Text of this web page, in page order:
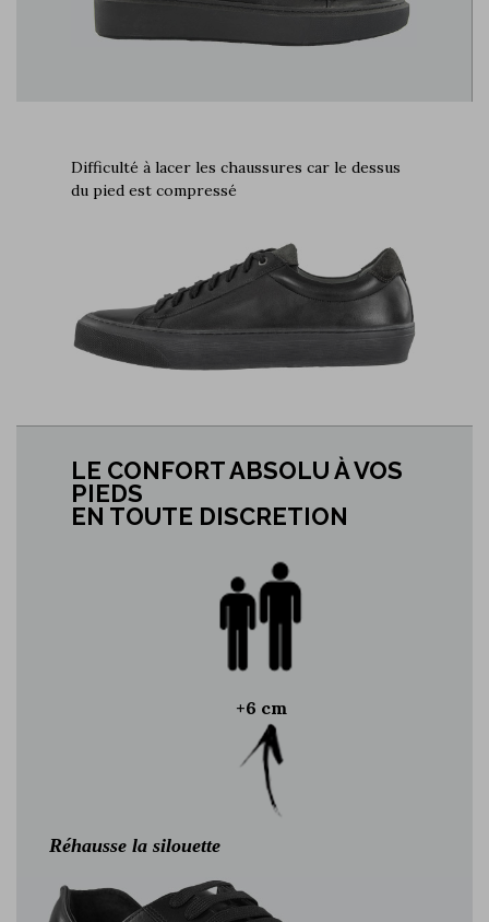
Difficulté à lacer les chaussures car le dessus
du pied est compressé
LE CONFORT ABSOLU À VOS
PIEDS
EN TOUTE DISCRETION
+6 cm
Réhausse la silouette